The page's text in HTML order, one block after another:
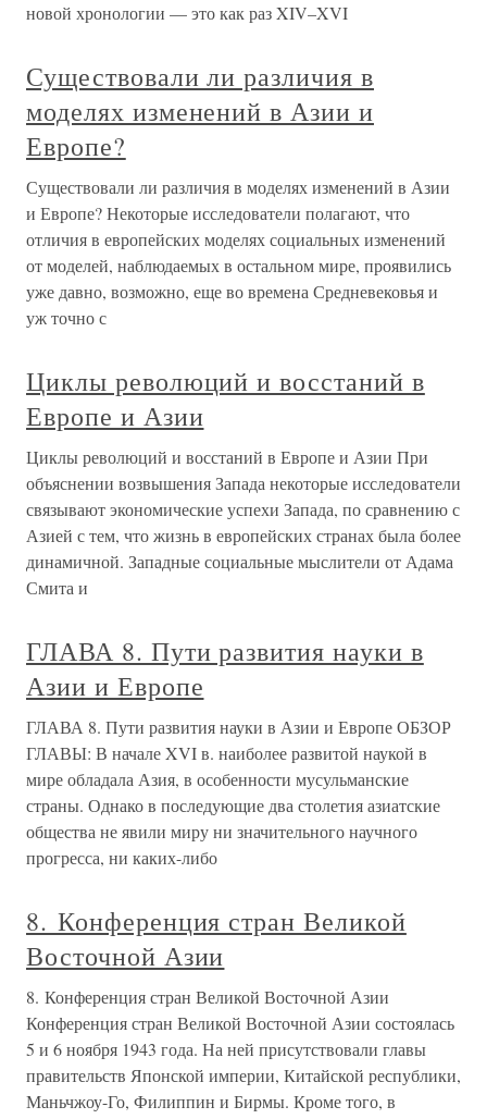
новой хронологии — это как раз XIV–XVI
Существовали ли различия в
моделях изменений в Азии и
Европе?
Существовали ли различия в моделях изменений в Азии
и Европе? Некоторые исследователи полагают, что
отличия в европейских моделях социальных изменений
от моделей, наблюдаемых в остальном мире, проявились
уже давно, возможно, еще во времена Средневековья и
уж точно с
Циклы революций и восстаний в
Европе и Азии
Циклы революций и восстаний в Европе и Азии При
объяснении возвышения Запада некоторые исследователи
связывают экономические успехи Запада, по сравнению с
Азией с тем, что жизнь в европейских странах была более
динамичной. Западные социальные мыслители от Адама
Смита и
ГЛАВА 8. Пути развития науки в
Азии и Европе
ГЛАВА 8. Пути развития науки в Азии и Европе ОБЗОР
ГЛАВЫ: В начале XVI в. наиболее развитой наукой в
мире обладала Азия, в особенности мусульманские
страны. Однако в последующие два столетия азиатские
общества не явили миру ни значительного научного
прогресса, ни каких-либо
8. Конференция стран Великой
Восточной Азии
8. Конференция стран Великой Восточной Азии
Конференция стран Великой Восточной Азии состоялась
5 и 6 ноября 1943 года. На ней присутствовали главы
правительств Японской империи, Китайской республики,
Маньчжоу-Го, Филиппин и Бирмы. Кроме того, в